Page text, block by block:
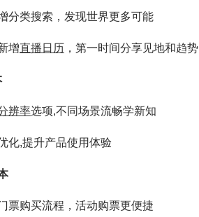
分类搜索，发现世界更多可能
增直播 日历 ，第一时间分享见地和趋势
辨率选项,不同场景流畅学新知
化,提升产品使用体验
票购买流程，活动购票更便捷